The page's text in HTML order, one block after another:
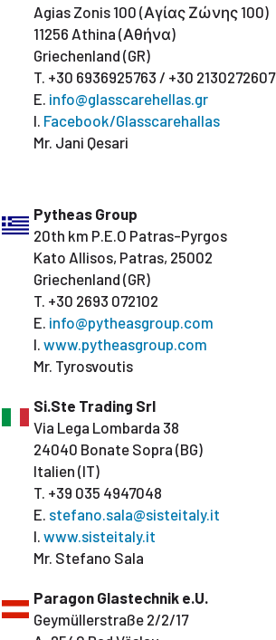
Agias Zonis 100 (Αγίας Ζώνης 100)
11256 Athina (Αθήνα)
Griechenland (GR)
T. +30 6936925763 / +30 2130272607
E. info@glasscarehellas.gr
I. Facebook/Glasscarehallas
Mr. Jani Qesari
Pytheas Group
20th km P.E.O Patras-Pyrgos
Kato Allisos, Patras, 25002
Griechenland (GR)
T. +30 2693 072102
E. info@pytheasgroup.com
I. www.pytheasgroup.com
Mr. Tyrosvoutis
Si.Ste Trading Srl
Via Lega Lombarda 38
24040 Bonate Sopra (BG)
Italien (IT)
T. +39 035 4947048
E. stefano.sala@sisteitaly.it
I. www.sisteitaly.it
Mr. Stefano Sala
Paragon Glastechnik e.U.
Geymüllerstraße 2/2/17